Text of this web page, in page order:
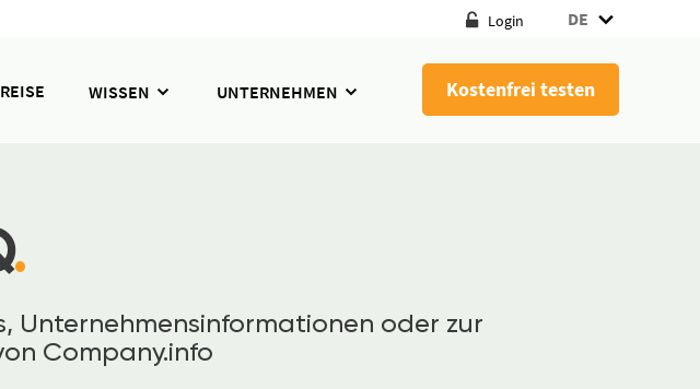
Login DE
WISSEN UNTERNEHMEN Kostenfrei testen
.
Unternehmensinformationen oder zur
Company.info